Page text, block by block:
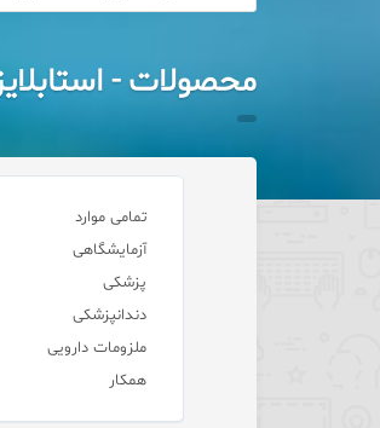
محصولات -
تمامی موارد
آزمایشگاهی
پزشکی
دندانپزشکی
ملزومات دارویی
همکار